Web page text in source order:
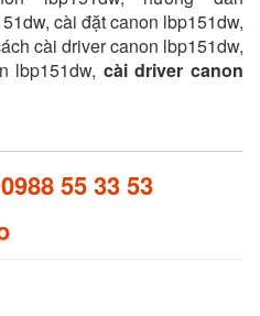
cài đặt canon lbp151dw,
cài driver canon lbp151dw,
lbp151dw, cài driver canon
55 33 53